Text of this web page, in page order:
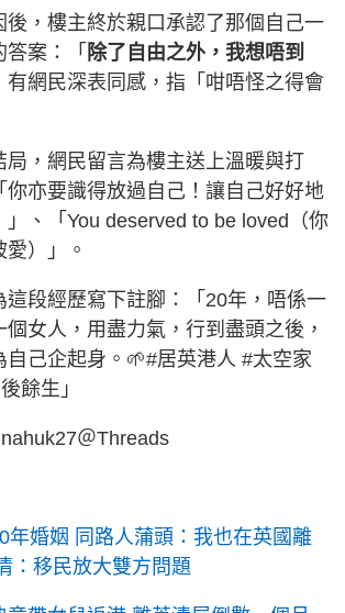
後，樓主終於親口承認了那個自己一
案：「 除了自由之外，我想唔到
有網民深表同感，指「咁唔怪之得會
局，網民留言為樓主送上溫暖與打
你亦要識得放過自己！讓自己好好地
」、「You deserved to be loved（你
）」。
這段經歷寫下註腳：「20年，唔係一
女人，用盡力氣，行到盡頭之後，
自己企起身。🌱#居英港人 #太空家
餘生」
＠Threads
年婚姻 同路人蒲頭：我也在英國離
：移民放大雙方問題